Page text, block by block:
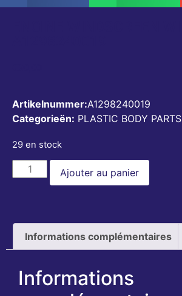
Artikelnummer:A1298240019
Categorieën: PLASTIC BODY PARTS
29 en stock
Ajouter au panier
Informations complémentaires
Informations